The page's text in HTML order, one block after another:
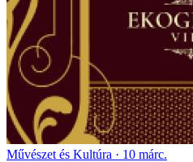
Művészet és Kultúra · 10 márc.